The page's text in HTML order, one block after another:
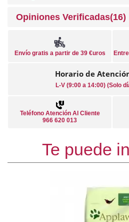
Opiniones Verificadas(16)
Envío gratis a partir de 39 €uros
Horario de
L-V (9:00 a 14:00) (Solo
Teléfono Atención Al Cliente
966 620 013
Te puede